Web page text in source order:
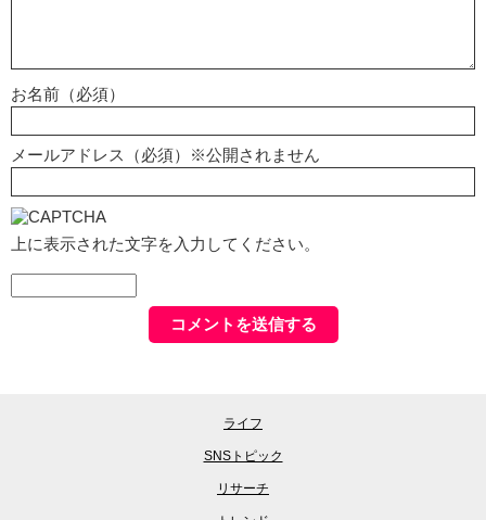
お名前（必須）
メールアドレス（必須）※公開されません
上に表示された文字を入力してください。
ライフ
SNSトピック
リサーチ